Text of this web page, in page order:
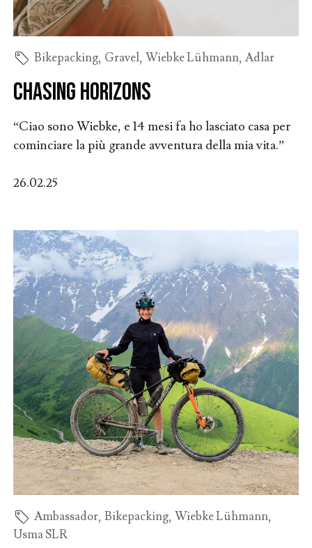
Bikepacking, Gravel, Wiebke Lühmann, Adlar
Chasing Horizons
“Ciao sono Wiebke, e 14 mesi fa ho lasciato casa per
cominciare la più grande avventura della mia vita.”
26.02.25
Ambassador, Bikepacking, Wiebke Lühmann,
Usma SLR